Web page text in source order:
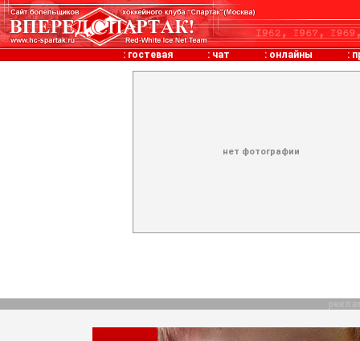
: гостевая : чат : онлайны :
нет фотографии